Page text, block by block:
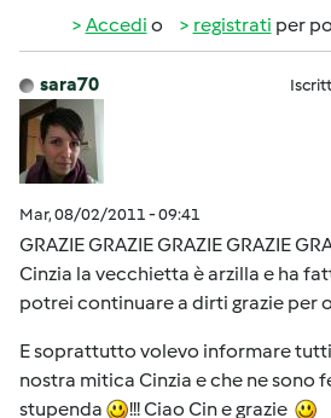
Accedi o registrati per
sara70
Mar, 08/02/2011 - 09:41
GRAZIE GRAZIE GRAZIE GRAZIE
Cinzia la vecchietta è arzilla e ha
potrei continuare a dirti grazie per
E soprattutto volevo informare
nostra mitica Cinzia e che ne sono
stupenda
!!! Ciao Cin e grazie